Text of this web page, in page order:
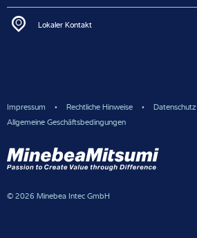
Lokaler Kontakt
© 2026 Minebea Intec GmbH
Impressum Rechtliche Hinweise
Datenschutz
Allgemeine Geschäftsbedingungen